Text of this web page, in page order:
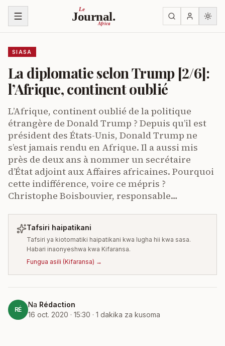
Ruka kwenye yaliyomo
Le
Journal.
Africa
SIASA
La diplomatie selon Trump [2/6]:
l’Afrique, continent oublié
L’Afrique, continent oublié de la politique
étrangère de Donald Trump ? Depuis qu’il est
président des États-Unis, Donald Trump ne
s’est jamais rendu en Afrique. Il a aussi mis
près de deux ans à nommer un secrétaire
d’État adjoint aux Affaires africaines. Pourquoi
cette indifférence, voire ce mépris ?
Christophe Boisbouvier, responsable…
Tafsiri haipatikani
Tafsiri ya kiotomatiki haipatikani kwa lugha hii kwa sasa.
Habari inaonyeshwa kwa Kifaransa.
Fungua asili (Kifaransa) →
RÉ
Na Rédaction
16 oct. 2020 · 15:30 · 1 dakika za kusoma